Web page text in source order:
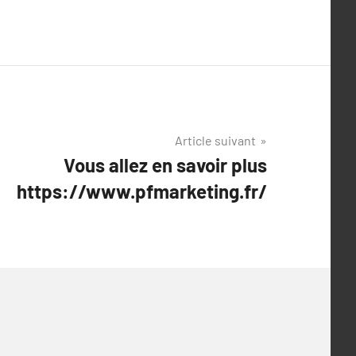
Article suivant
Vous allez en savoir plus
https://www.pfmarketing.fr/